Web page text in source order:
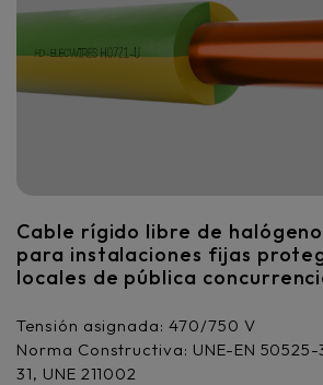
Cable rígido libre de
para instalaciones fijas
locales de pública
Tensión asignada: 470/750 V
Norma Constructiva: UNE-EN 50525-
31, UNE 211002